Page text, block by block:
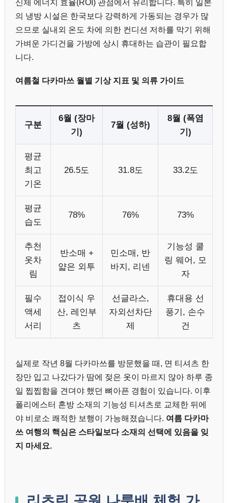
신체 에너지 효율(ROI) 관점에서 유리합니다. 특히 일본
의 냉방 시설은 한국보다 강력하게 가동되는 경우가 많
으므로 실내외 온도 차에 의한 컨디션 저하를 막기 위해
가벼운 가디건을 가방에 상시 휴대하는 습관이 필요합
니다.
여름철 다카마쓰 월별 기상 지표 및 의류 가이드
구분
6월 (장마
기)
7월 (성하)
8월 (폭염
기)
평균
최고
기온
26.5도 31.8도 33.2도
평균
습도
78% 76% 73%
추천
옷차
림
반소매 +
얇은 외투
민소매, 반
바지, 리넨
기능성 쿨
링 웨어, 모
자
필수
액세
서리
접이식 우
산, 레인부
츠
선글라스,
자외선차단
제
휴대용 선
풍기, 손수
건
실제로 작년 8월 다카마쓰를 방문했을 때, 면 티셔츠 한
장만 입고 나갔다가 땀에 젖은 옷이 마르지 않아 하루 종
일 찝찝함을 견뎌야 했던 뼈아픈 경험이 있습니다. 이후
폴리에스터 혼방 소재의 기능성 티셔츠로 교체한 뒤에
야 비로소 쾌적한 보행이 가능해졌습니다. 여름 다카마
쓰 여행의 핵심은 스타일보다 소재의 선택에 있음을 잊
지 마세요.